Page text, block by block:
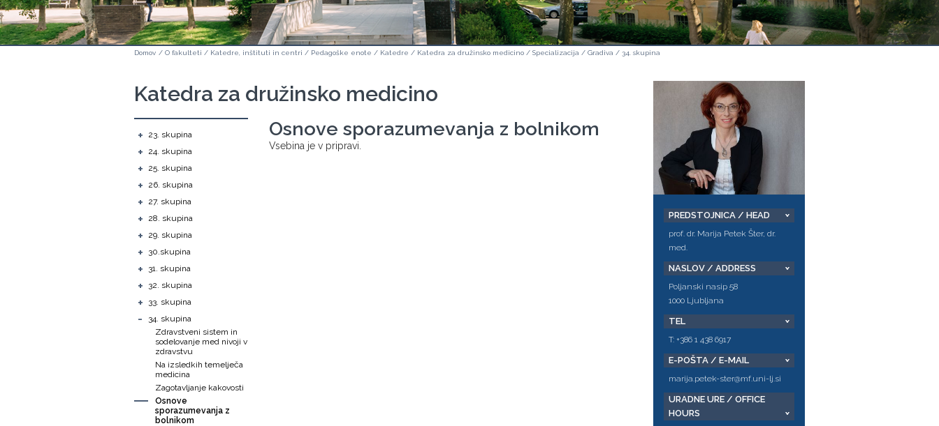
Domov / O fakulteti / Katedre, inštituti in centri / Pedagoške enote / Katedre / Katedra za družinsko medicino / Specializacija / Gradiva / 34. skupina
Katedra za družinsko medicino
+ 23. skupina
+ 24. skupina
+ 25. skupina
+ 26. skupina
+ 27. skupina
+ 28. skupina
+ 29. skupina
+ 30.skupina
+ 31. skupina
+ 32. skupina
+ 33. skupina
-
34. skupina
Zdravstveni sistem in
sodelovanje med nivoji v
zdravstvu
Na izsledkih temelječa
medicina
Zagotavljanje kakovosti
Osnove
sporazumevanja z
bolnikom
Osnove sporazumevanja z bolnikom
Vsebina je v pripravi.
PREDSTOJNICA / HEAD
prof. dr. Marija Petek Šter, dr.
med.
NASLOV / ADDRESS
Poljanski nasip 58
1000 Ljubljana
TEL
T: +386 1 438 6917
E-POŠTA / E-MAIL
marija.petek-ster@mf.uni-lj.si
URADNE URE / OFFICE
HOURS